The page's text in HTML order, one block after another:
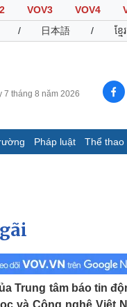
VOV3 VOV4
/ 日本語 / ខ្មែរ
7 tháng 8 năm 2026
Pháp luật Thể thao
Ô
Ô
Trung tâm báo tin
và Công nghệ Việt